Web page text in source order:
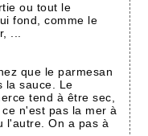
ou tout le
fond, comme le
...
que le parmesan
la sauce. Le
tend à être sec,
n'est pas la mer à
l'autre. On a pas à